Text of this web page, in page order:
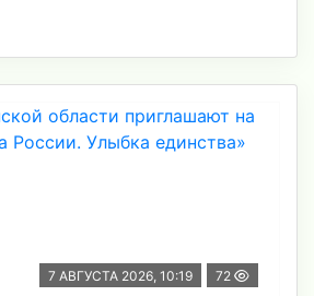
7 АВГУСТА 2026, 10:19 72